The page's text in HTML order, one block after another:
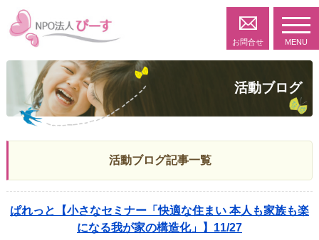
お問合せ MENU
活動ブログ
活動ブログ記事一覧
ぱれっと【小さなセミナー「快適な住まい 本人も家族も楽
になる我が家の構造化」】11/27